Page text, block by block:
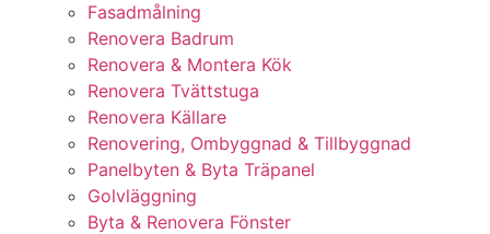
Fasadmålning
Renovera Badrum
Renovera & Montera Kök
Renovera Tvättstuga
Renovera Källare
Renovering, Ombyggnad & Tillbyggnad
Panelbyten & Byta Träpanel
Golvläggning
Byta & Renovera Fönster